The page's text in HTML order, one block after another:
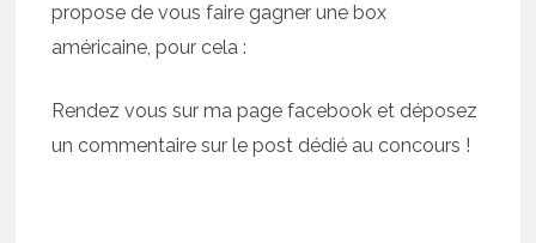
propose de vous faire gagner une box
américaine, pour cela :
Rendez vous sur ma page facebook et déposez
un commentaire sur le post dédié au concours !